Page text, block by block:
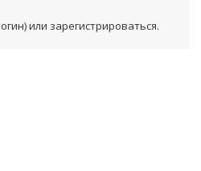
или зарегистрироваться.